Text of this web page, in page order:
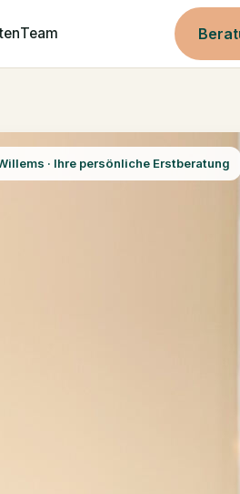
Team
· Ihre persönliche Erstberatung